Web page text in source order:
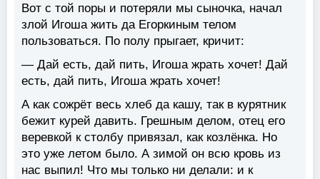
Вот с той поры и потеряли мы сыночка, начал
злой Игоша жить да Егоркиным телом
пользоваться. По полу прыгает, кричит:
— Дай есть, дай пить, Игоша жрать хочет! Дай
есть, дай пить, Игоша жрать хочет!
А как сожрёт весь хлеб да кашу, так в курятник
бежит курей давить. Грешным делом, отец его
веревкой к столбу привязал, как козлёнка. Но
это уже летом было. А зимой он всю кровь из
нас выпил! Что мы только ни делали: и к